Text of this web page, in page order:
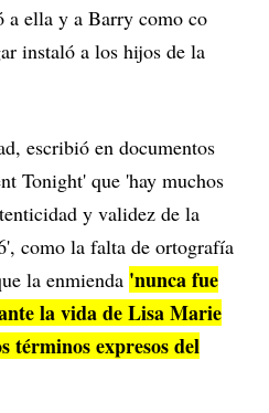
ella y a Barry como co
instaló a los hijos de la
escribió en documentos
Tonight' que 'hay muchos
y validez de la
como la falta de ortografía
la enmienda 'nunca fue
la vida de Lisa Marie
términos expresos del